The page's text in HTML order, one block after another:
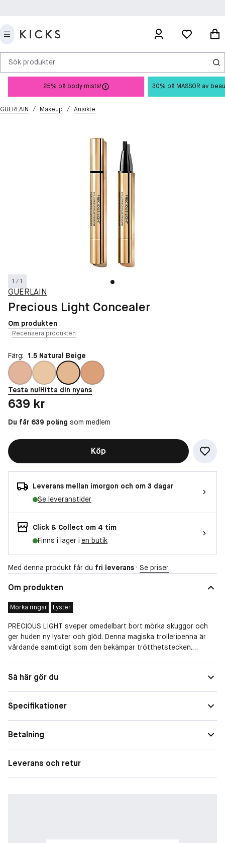
Sök produkter
25% på body mists! 30% på MASSOR av
GUERLAIN / Makeup / Ansikte
1 / 1
GUERLAIN
Precious Light Concealer
Om produkten
Recensera produkten
Färg: 1.5 Natural Beige
Testa nu!Hitta din nyans
Pris: 639 kr
639 kr
Du får 639 poäng som medlem
Köp
Leverans mellan imorgon och om 3 dagar
Se leveranstider
Click & Collect om 4 tim
Finns i lager i en butik
Med denna produkt får du fri leverans · Se priser
Om produkten
Mörka ringar Lyster
PRECIOUS LIGHT sveper omedelbart bort mörka skuggor och
ger huden ny lyster och glöd. Denna magiska trolleripenna är
vårdande samtidigt som den bekämpar trötthetstecken.
Form
Speciella behov
Så här gör du
Specifikationer
Betalning
Leverans och retur